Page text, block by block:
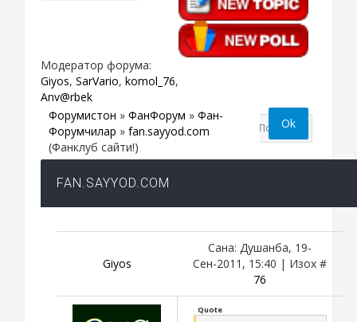
Модератор форума:
Giyos, SarVario, komol_76,
Anv@rbek
Форумистон » ФанФорум » Фан-
Форумчилар » fan.sayyod.com
(Фанклуб сайти!)
FAN.SAYYOD.COM
Giyos
Сана: Душанба, 19-
Сен-2011, 15:40 | Изох #
76
Quote